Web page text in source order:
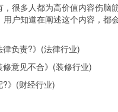
很多人都为高价值内容伤脑
户知道在阐述这个内容，都
负责?》(法律行业)
意见不合》(装修行业)
?》(财经行业)